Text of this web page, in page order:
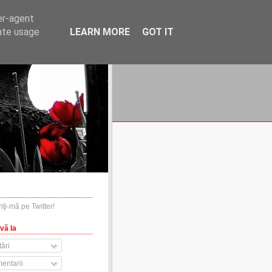
la
agent
usage
LEARN MORE GOT IT